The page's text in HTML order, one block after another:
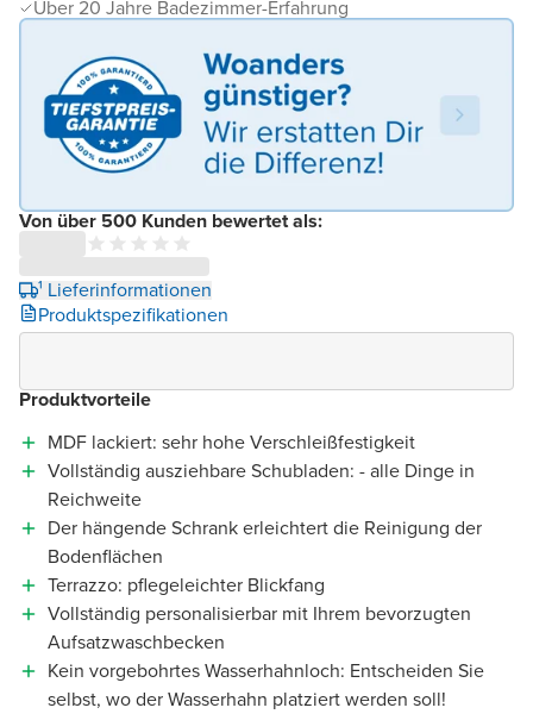
Über 20 Jahre Badezimmer-Erfahrung
Von über 500 Kunden bewertet als:
¹ Lieferinformationen
Produktspezifikationen
Produktvorteile
MDF lackiert: sehr hohe Verschleißfestigkeit
Vollständig ausziehbare Schubladen: - alle Dinge in
Reichweite
Der hängende Schrank erleichtert die Reinigung der
Bodenflächen
Terrazzo: pflegeleichter Blickfang
Vollständig personalisierbar mit Ihrem bevorzugten
Aufsatzwaschbecken
Kein vorgebohrtes Wasserhahnloch: Entscheiden Sie
selbst, wo der Wasserhahn platziert werden soll!